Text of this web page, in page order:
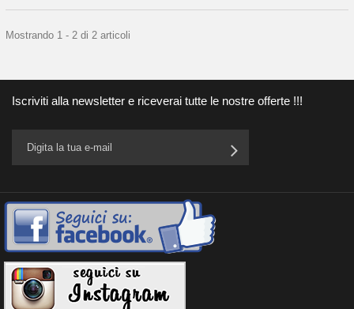
Mostrando 1 - 2 di 2 articoli
Iscriviti alla newsletter e riceverai tutte le nostre offerte !!!